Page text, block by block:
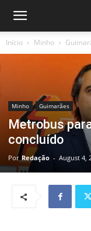
Início Minho
Minho Guimarães
Metrobus
concluído
Por Redação - August 4,